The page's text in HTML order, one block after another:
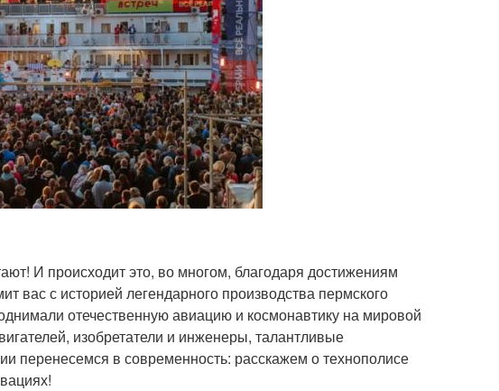
И происходит это, во многом, благодаря достижениям
вас с историей легендарного производства пермского
отечественную авиацию и космонавтику на мировой
изобретатели и инженеры, талантливые
перенесемся в современность: расскажем о технополисе